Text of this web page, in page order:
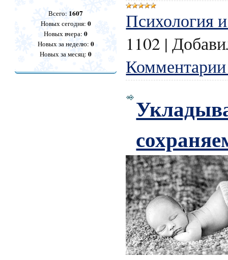
Всего: 1607
Новых сегодня: 0
Новых вчера:0
Новых за неделю: 0
Новых за месяц:0
Психология
1102 |